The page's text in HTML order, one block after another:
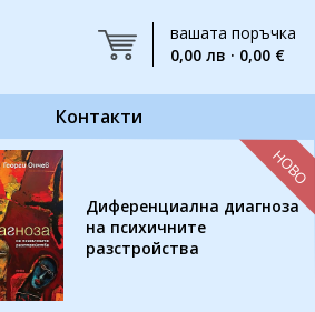
вашата поръчка
0,00 лв · 0,00 €
Контакти
Диференциална диагноза
на психичните
разстройства
НОВО